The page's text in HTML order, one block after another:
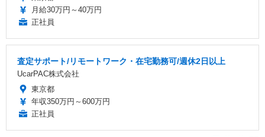
月給30万円～40万円
正社員
査定サポート/リモートワーク・在宅勤務可/週休2日以上
UcarPAC株式会社
東京都
年収350万円～600万円
正社員